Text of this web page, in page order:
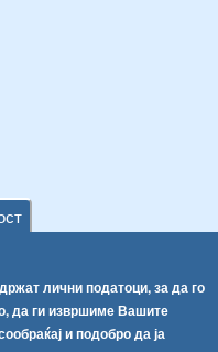
лични податоци, за да го
да ги извршиме Вашите
и подобро да ја